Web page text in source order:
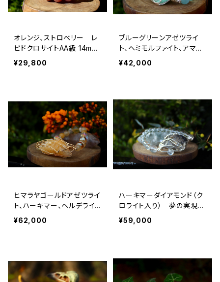
オレンジ、ストロベリー レ
ピドクロサイトAA級 14mm
コミュニケーション、共
感、より深い目的意識
¥29,800
ブルーグリーンアゼツライ
ト、ヘミモルファイト、アマゾ
ナイト 女性性、地球の愛と
慈悲、心の平安、満たされた
¥42,000
ヒマラヤゴールドアゼツライ
ト、ハーキマー、ヘルデライ
ト、ゴールデンアゼツ、魂の
目覚め、高次の波動、オーラ
¥62,000
ハーキマーダイアモンド（ク
ロライト入り） 夢の実現、
才能の開花、オーラの浄化、
健康、開運
¥59,000